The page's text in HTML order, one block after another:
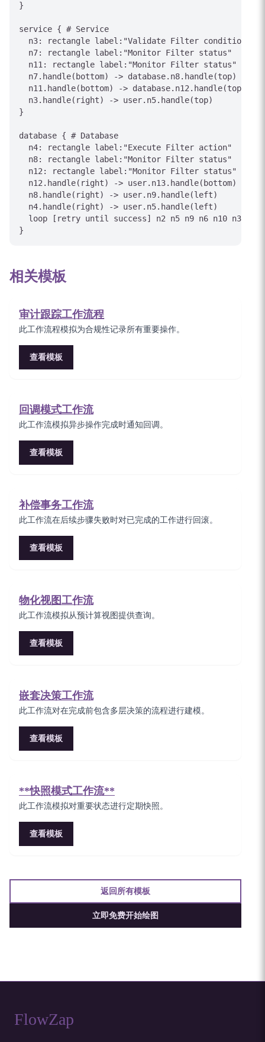
}
service { # Service
  n3: rectangle label:"Validate Filter conditions"
  n7: rectangle label:"Monitor Filter status"
  n11: rectangle label:"Monitor Filter status"
  n7.handle(bottom) -> database.n8.handle(top)
  n11.handle(bottom) -> database.n12.handle(top)
  n3.handle(right) -> user.n5.handle(top)
}
database { # Database
  n4: rectangle label:"Execute Filter action"
  n8: rectangle label:"Monitor Filter status"
  n12: rectangle label:"Monitor Filter status"
  n12.handle(right) -> user.n13.handle(bottom)
  n8.handle(right) -> user.n9.handle(left)
  n4.handle(right) -> user.n5.handle(left)
loop [retry until success] n2 n5 n9 n6 n10 n3 n7
相关模板
审计跟踪工作流程
此工作流程模拟为合规性记录所有重要操作。
查看模板
回调模式工作流
此工作流模拟异步操作完成时通知回调。
查看模板
补偿事务工作流
此工作流在后续步骤失败时对已完成的工作进行回滚。
查看模板
物化视图工作流
此工作流模拟从预计算视图提供查询。
查看模板
嵌套决策工作流
此工作流对在完成前包含多层决策的流程进行建模。
查看模板
**快照模式工作流**
此工作流模拟对重要状态进行定期快照。
查看模板
返回所有模板
立即免费开始绘图
FlowZap